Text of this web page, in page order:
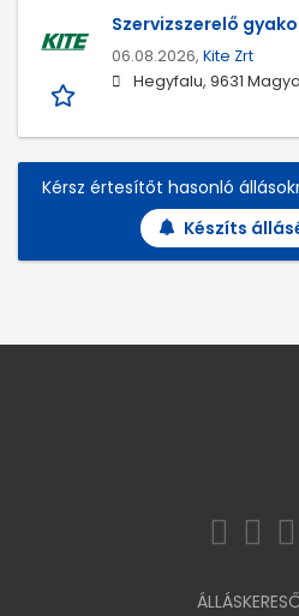
Szervizszerelő
06.08.2026, Kite Zrt
Hegyfalu, 9631
Kérsz értesítőt hasonló
Készíts